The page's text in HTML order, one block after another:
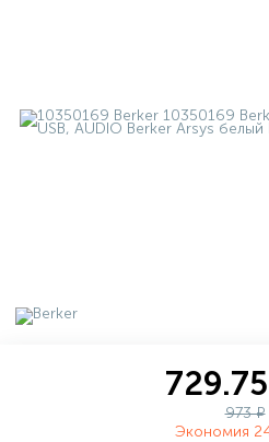
973 ₽
Экономия